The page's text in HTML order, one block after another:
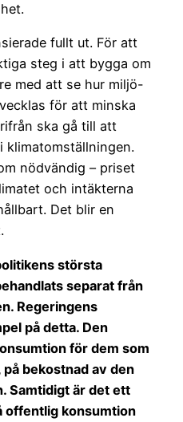
fullt ut. För att
steg i att bygga om
med att se hur miljö-
för att minska
ska gå till att
klimatomställningen.
nödvändig – priset
och intäkterna
Det blir en
största
separat från
Regeringens
på detta. Den
för dem som
bekostnad av den
Samtidigt är det ett
offentlig konsumtion